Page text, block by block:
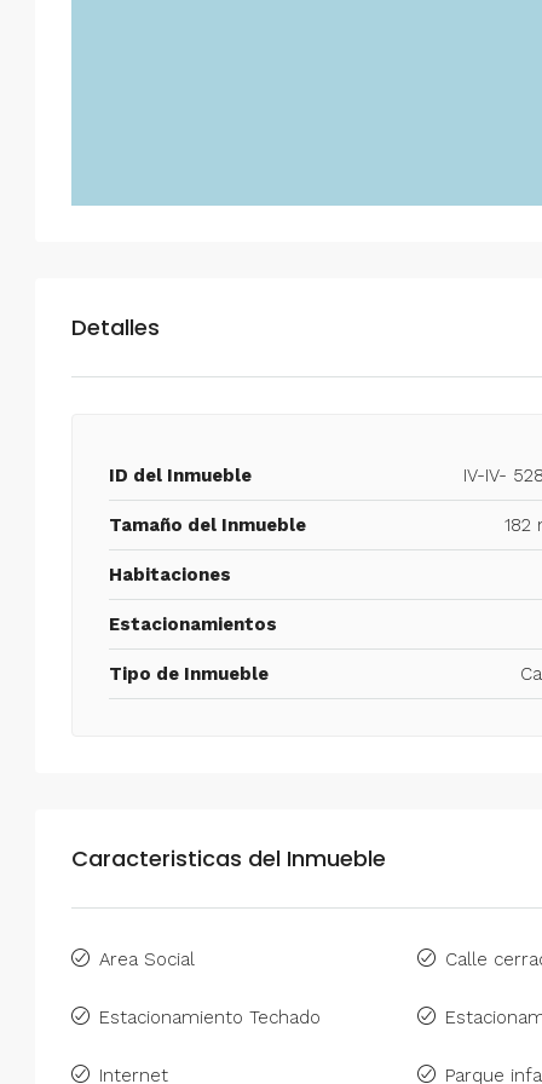
Detalles
ID del Inmueble IV-IV-
Tamaño del Inmueble 182
Habitaciones
Estacionamientos
Tipo de Inmueble
Caracteristicas del Inmueble
Area Social Calle
Estacionamiento Techado
Internet Parque